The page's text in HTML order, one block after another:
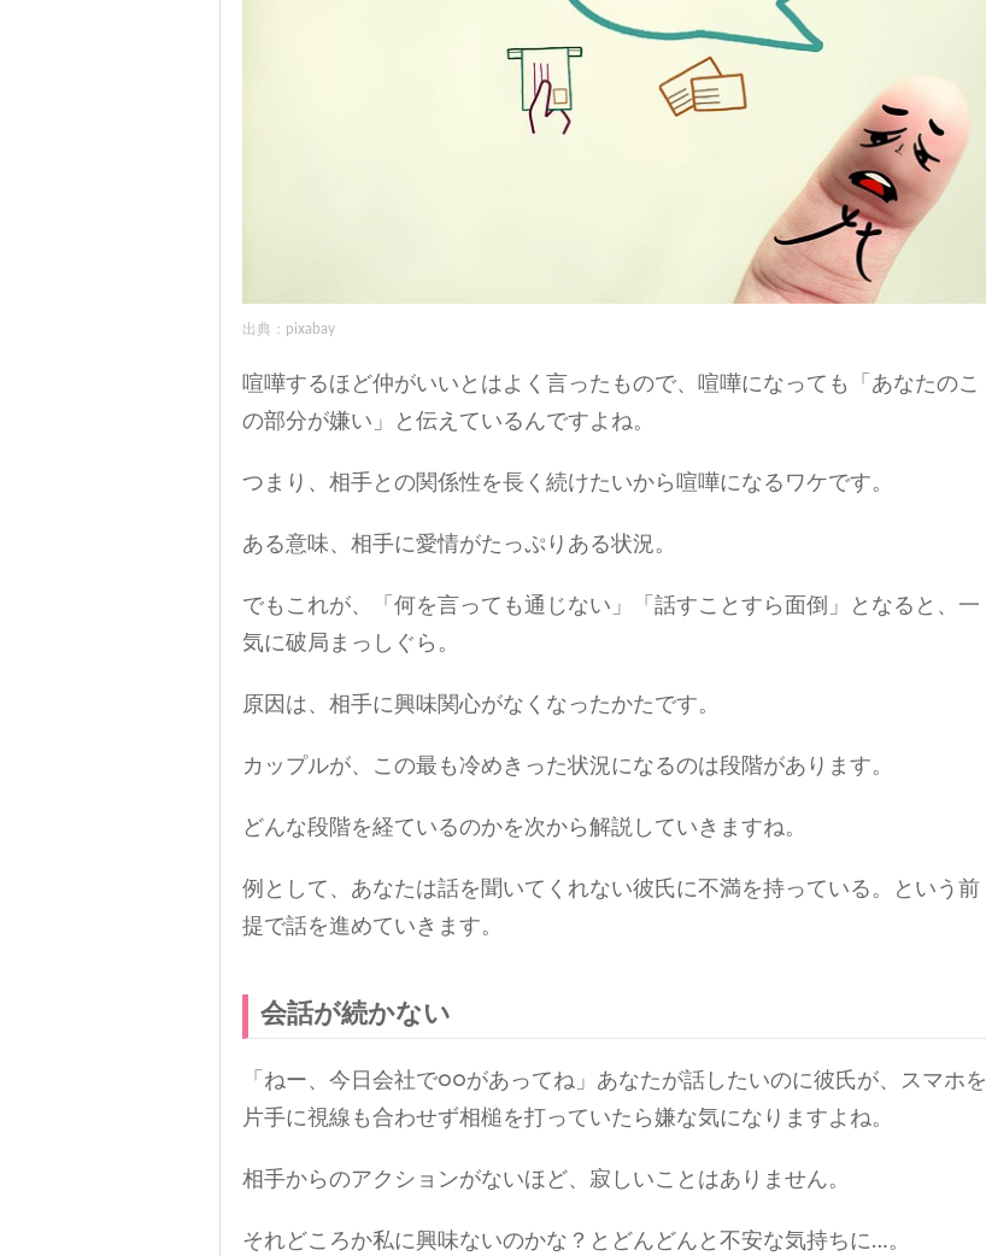
出典：pixabay
喧嘩するほど仲がいいとはよく言ったもので、喧嘩になっても「あなたのこ
の部分が嫌い」と伝えているんですよね。
つまり、相手との関係性を長く続けたいから喧嘩になるワケです。
ある意味、相手に愛情がたっぷりある状況。
でもこれが、「何を言っても通じない」「話すことすら面倒」となると、一
気に破局まっしぐら。
原因は、相手に興味関心がなくなったかたです。
カップルが、この最も冷めきった状況になるのは段階があります。
どんな段階を経ているのかを次から解説していきますね。
例として、あなたは話を聞いてくれない彼氏に不満を持っている。という前
提で話を進めていきます。
会話が続かない
「ねー、今日会社で○○があってね」あなたが話したいのに彼氏が、スマホを
片手に視線も合わせず相槌を打っていたら嫌な気になりますよね。
相手からのアクションがないほど、寂しいことはありません。
それどころか私に興味ないのかな？とどんどんと不安な気持ちに…。